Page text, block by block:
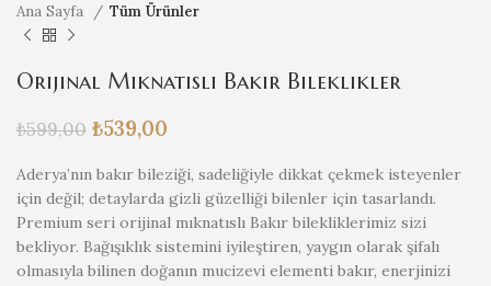
Ana Sayfa Tüm Ürünler
Orijinal Mıknatıslı Bakır Bileklikler
₺599,00 ₺539,00
Aderya’nın bakır bileziği, sadeliğiyle dikkat çekmek isteyenler
için değil; detaylarda gizli güzelliği bilenler için tasarlandı.
Premium seri orijinal mıknatıslı Bakır bilekliklerimiz sizi
bekliyor. Bağışıklık sistemini iyileştiren, yaygın olarak şifalı
olmasıyla bilinen doğanın mucizevi elementi bakır, enerjinizi